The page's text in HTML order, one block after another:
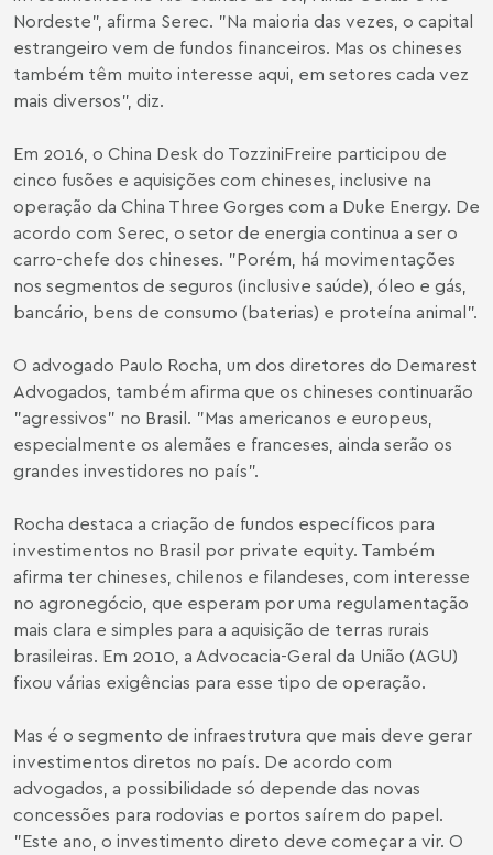
Nordeste", afirma Serec. "Na maioria das vezes, o capital
estrangeiro vem de fundos financeiros. Mas os chineses
também têm muito interesse aqui, em setores cada vez
mais diversos", diz.
Em 2016, o China Desk do TozziniFreire participou de
cinco fusões e aquisições com chineses, inclusive na
operação da China Three Gorges com a Duke Energy. De
acordo com Serec, o setor de energia continua a ser o
carro-chefe dos chineses. "Porém, há movimentações
nos segmentos de seguros (inclusive saúde), óleo e gás,
bancário, bens de consumo (baterias) e proteína animal".
O advogado Paulo Rocha, um dos diretores do Demarest
Advogados, também afirma que os chineses continuarão
"agressivos" no Brasil. "Mas americanos e europeus,
especialmente os alemães e franceses, ainda serão os
grandes investidores no país".
Rocha destaca a criação de fundos específicos para
investimentos no Brasil por private equity. Também
afirma ter chineses, chilenos e filandeses, com interesse
no agronegócio, que esperam por uma regulamentação
mais clara e simples para a aquisição de terras rurais
brasileiras. Em 2010, a Advocacia-Geral da União (AGU)
fixou várias exigências para esse tipo de operação.
Mas é o segmento de infraestrutura que mais deve gerar
investimentos diretos no país. De acordo com
advogados, a possibilidade só depende das novas
concessões para rodovias e portos saírem do papel.
"Este ano, o investimento direto deve começar a vir. O